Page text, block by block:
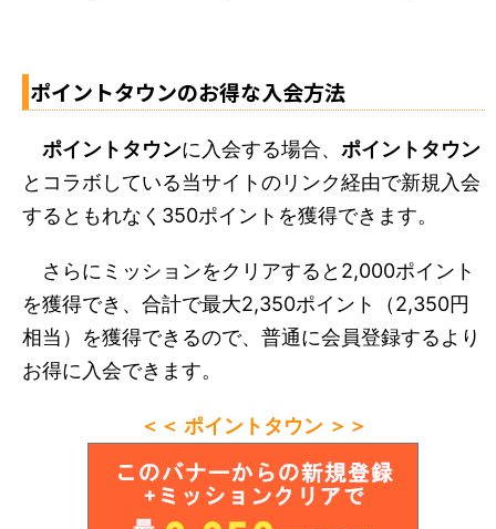
ポイントタウンのお得な入会方法
ポイントタウンに入会する場合、 ポイントタウン
とコラボしている当サイトのリンク経由で新規入会
するともれなく350ポイントを獲得できます。
さらにミッションをクリアすると2,000ポイント
を獲得でき、合計で最大2,350ポイント（2,350円
相当）を獲得できるので、普通に会員登録するより
お得に入会できます。
＜＜ ポイントタウン ＞＞